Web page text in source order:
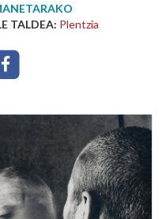
TALDEA: Plentzia